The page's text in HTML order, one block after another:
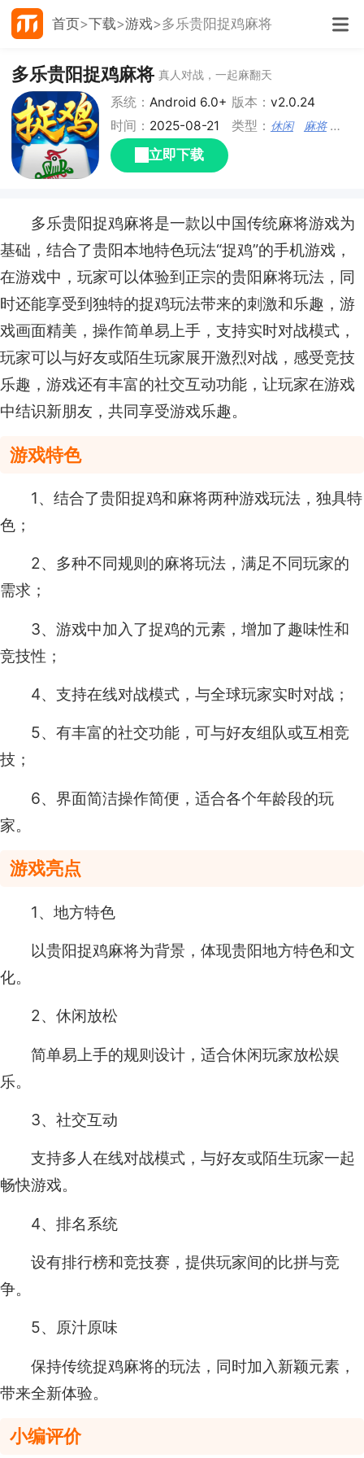
首页 下载 游戏 多乐贵阳捉鸡麻将
多乐贵阳捉鸡麻将 真人对战，一起麻翻天
系统：Android 6.0+ 版本： v2.0.24
时间： 2025-08-21 类型： 休闲 麻将 棋牌
立即下载
多乐贵阳捉鸡麻将是一款以中国传统麻将游戏为
基础，结合了贵阳本地特色玩法“捉鸡”的手机游戏，
在游戏中，玩家可以体验到正宗的贵阳麻将玩法，同
时还能享受到独特的捉鸡玩法带来的刺激和乐趣，游
戏画面精美，操作简单易上手，支持实时对战模式，
玩家可以与好友或陌生玩家展开激烈对战，感受竞技
乐趣，游戏还有丰富的社交互动功能，让玩家在游戏
中结识新朋友，共同享受游戏乐趣。
游戏特色
1、结合了贵阳捉鸡和麻将两种游戏玩法，独具特
色；
2、多种不同规则的麻将玩法，满足不同玩家的
需求；
3、游戏中加入了捉鸡的元素，增加了趣味性和
竞技性；
4、支持在线对战模式，与全球玩家实时对战；
5、有丰富的社交功能，可与好友组队或互相竞
技；
6、界面简洁操作简便，适合各个年龄段的玩
家。
游戏亮点
1、地方特色
以贵阳捉鸡麻将为背景，体现贵阳地方特色和文
化。
2、休闲放松
简单易上手的规则设计，适合休闲玩家放松娱
乐。
3、社交互动
支持多人在线对战模式，与好友或陌生玩家一起
畅快游戏。
4、排名系统
设有排行榜和竞技赛，提供玩家间的比拼与竞
争。
5、原汁原味
保持传统捉鸡麻将的玩法，同时加入新颖元素，
带来全新体验。
小编评价